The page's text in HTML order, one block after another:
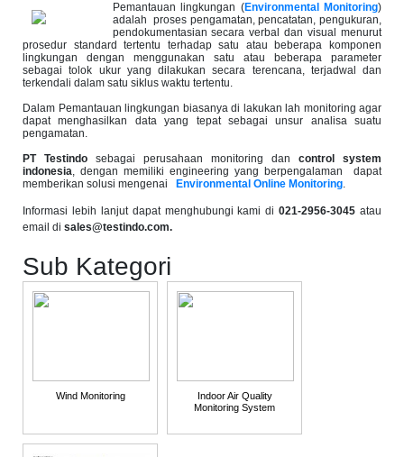
Pemantauan lingkungan (Environmental Monitoring)
adalah proses pengamatan, pencatatan, pengukuran,
pendokumentasian secara verbal dan visual menurut
prosedur standard tertentu terhadap satu atau beberapa komponen
lingkungan dengan menggunakan satu atau beberapa parameter
sebagai tolok ukur yang dilakukan secara terencana, terjadwal dan
terkendali dalam satu siklus waktu tertentu.
Dalam Pemantauan lingkungan biasanya di lakukan lah monitoring agar
dapat menghasilkan data yang tepat sebagai unsur analisa suatu
pengamatan.
PT Testindo sebagai perusahaan monitoring dan control system
indonesia, dengan memiliki engineering yang berpengalaman dapat
memberikan solusi mengenai
Environmental Online Monitoring.
Informasi lebih lanjut dapat menghubungi kami di021-2956-3045 atau
email di sales@testindo.com.
Sub Kategori
Wind Monitoring
Indoor Air Quality
Monitoring System